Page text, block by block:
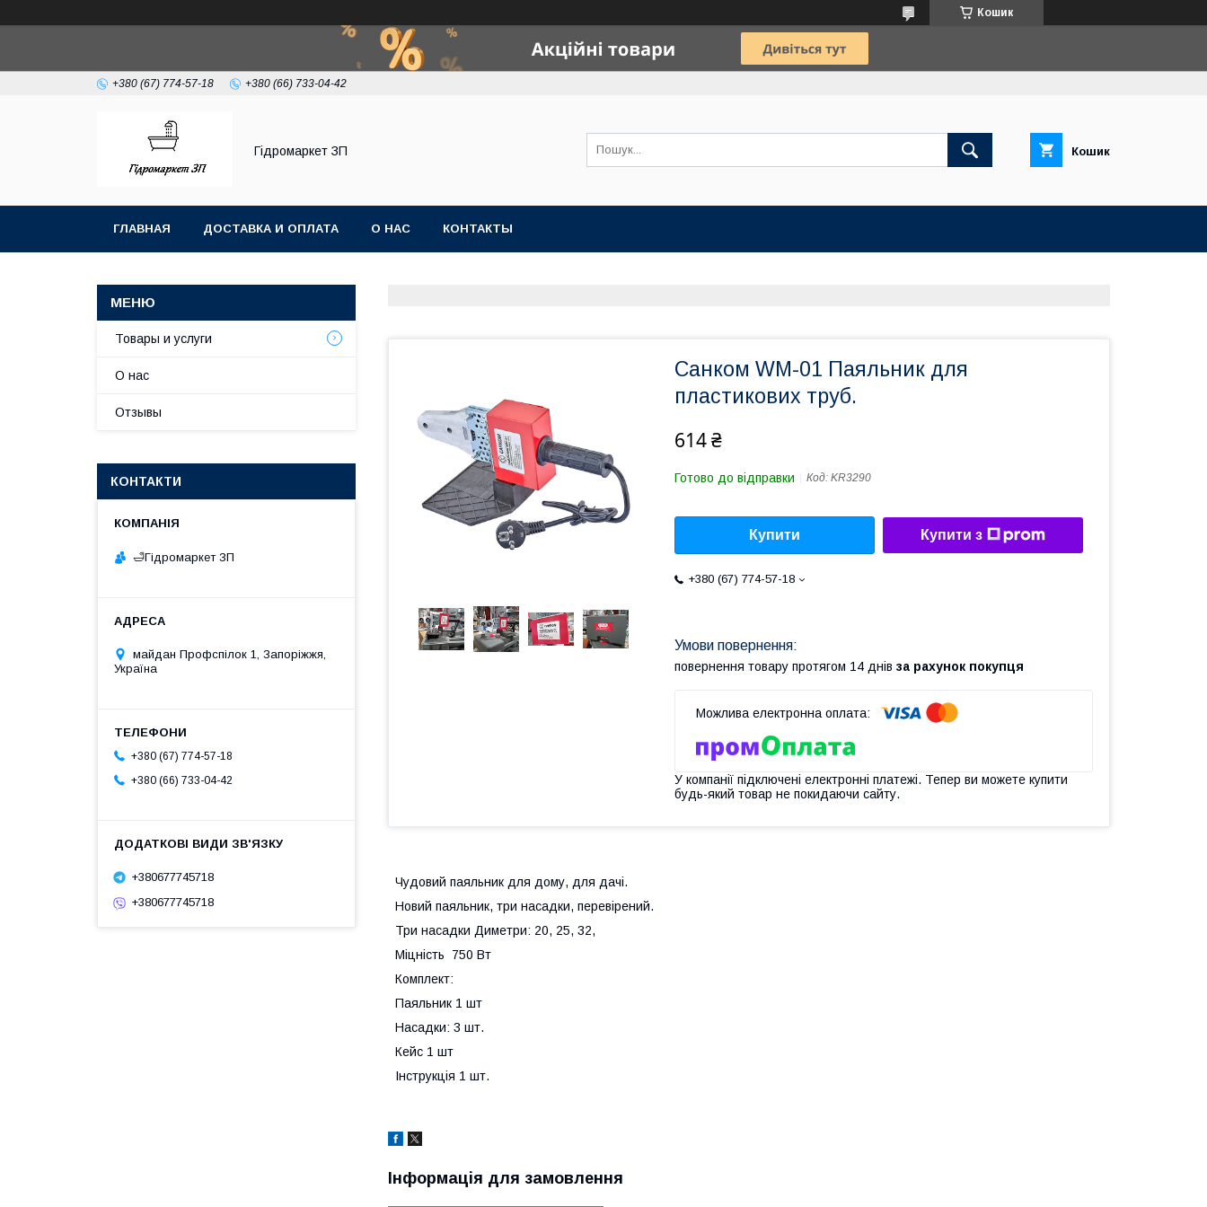
Кошик
+380 (67) 774-57-18 +380 (66) 733-04-42
Гiдромаркет ЗП Кошик
ГЛАВНАЯ ДОСТАВКА И ОПЛАТА О НАС КОНТАКТЫ
Санком WM-01 Паяльник для
пластикових труб.
614 ₴
Готово до відправки Код: KR3290
Купити Купити з
+380 (67) 774-57-18
повернення товару протягом 14 днів за рахунок покупця
У компанії підключені електронні платежі. Тепер ви можете купити
будь-який товар не покидаючи сайту.
Чудовий паяльник для дому, для дачі.
Новий паяльник, три насадки, перевірений.
Три насадки Диметри: 20, 25, 32,
Міцність 750 Вт
Комплект:
Паяльник 1 шт
Насадки: 3 шт.
Кейс 1 шт
Інструкція 1 шт.
Інформація для замовлення
Товары и услуги
О нас
Отзывы
КОНТАКТИ
🛁Гiдромаркет ЗП
майдан Профспілок 1, Запоріжжя,
Україна
+380 (67) 774-57-18
+380 (66) 733-04-42
+380677745718
+380677745718